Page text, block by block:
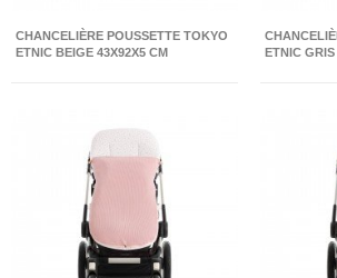
CHANCELIÈRE POUSSETTE TOKYO
ETNIC BEIGE 43X92X5 CM
ETNIC